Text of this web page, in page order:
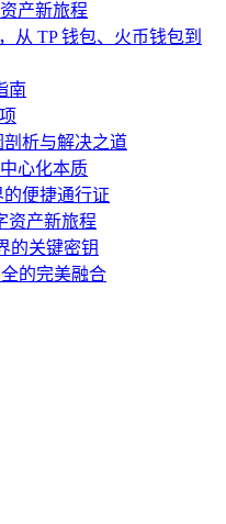
产新旅程
从 TP 钱包、火币钱包到
南
析与解决之道
心化本质
便捷通行证
资产新旅程
的关键密钥
的完美融合